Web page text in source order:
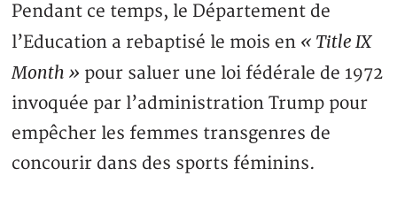
Pendant ce temps, le Département de
l’Education a rebaptisé le mois en « Title IX
Month » pour saluer une loi fédérale de 1972
invoquée par l’administration Trump pour
empêcher les femmes transgenres de
concourir dans des sports féminins.